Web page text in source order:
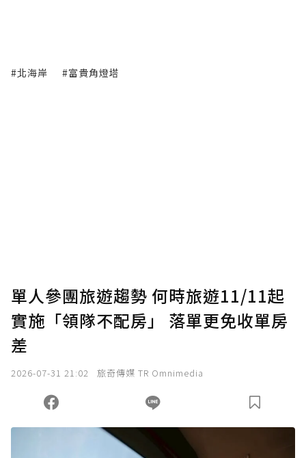
#北海岸 #富貴角燈塔
單人參團旅遊趨勢 何時旅遊11/11起
實施「領隊不配房」 落單更免收單房
差
2026-07-31 21:02 旅奇傳媒 TR Omnimedia